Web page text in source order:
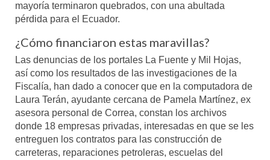
mayoría terminaron quebrados, con una abultada
pérdida para el Ecuador.
¿Cómo financiaron estas maravillas?
Las denuncias de los portales La Fuente y Mil Hojas,
así como los resultados de las investigaciones de la
Fiscalía, han dado a conocer que en la computadora de
Laura Terán, ayudante cercana de Pamela Martínez, ex
asesora personal de Correa, constan los archivos
donde 18 empresas privadas, interesadas en que se les
entreguen los contratos para las construcción de
carreteras, reparaciones petroleras, escuelas del